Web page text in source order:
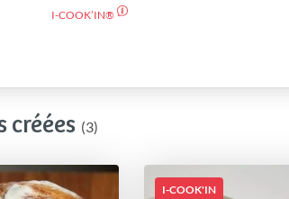
I-COOK’IN®
créées (3)
I-COOK'IN